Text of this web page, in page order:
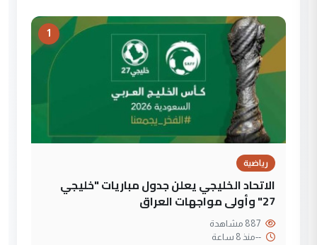
1
رياضية
الاتحاد الخليجي يعلن جدول مباريات "خليجي
27" وأولى مواجهات العراق
--منذ 8 ساعة